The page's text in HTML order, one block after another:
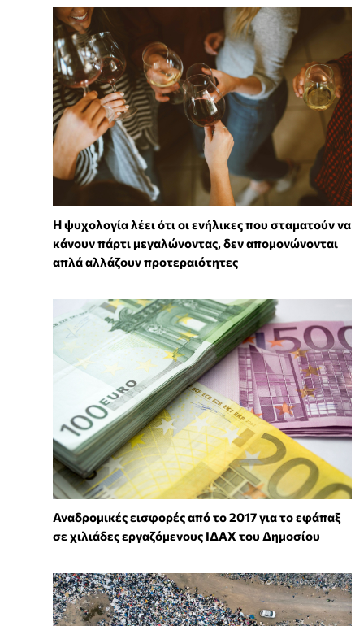
Η ψυχολογία λέει ότι οι ενήλικες που σταματούν να
κάνουν πάρτι μεγαλώνοντας, δεν απομονώνονται
απλά αλλάζουν προτεραιότητες
Αναδρομικές εισφορές από το 2017 για το εφάπαξ
σε χιλιάδες εργαζόμενους ΙΔΑΧ του Δημοσίου